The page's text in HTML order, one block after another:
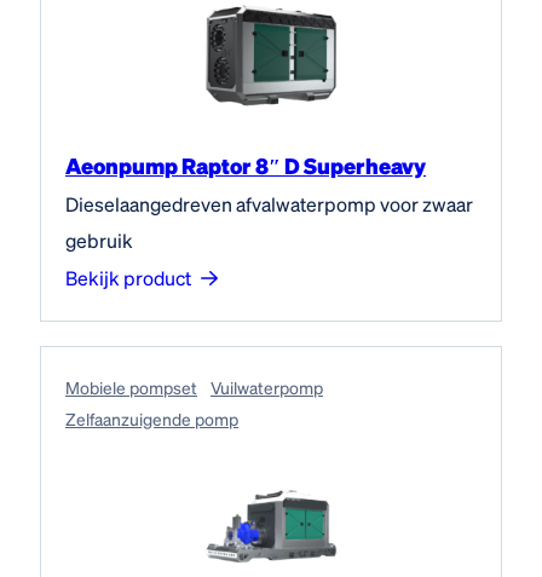
Aeonpump Raptor 8″ D Superheavy
Dieselaangedreven afvalwaterpomp voor zwaar
gebruik
Bekijk product
Mobiele pompset
Vuilwaterpomp
Zelfaanzuigende pomp